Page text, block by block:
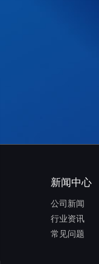
新闻中心
公司新闻
行业资讯
常见问题